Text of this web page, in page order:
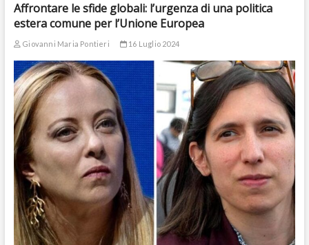
Affrontare le sfide globali: l’urgenza di una politica
estera comune per l’Unione Europea
Giovanni Maria Pontieri 16 Luglio 2024